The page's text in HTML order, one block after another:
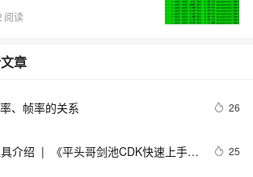
章
、帧率的关系 26
介绍  |  《平头哥剑池CDK快速上手指
25